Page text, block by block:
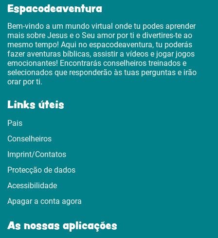
Espacodeaventura
Bem-vindo a um mundo virtual onde tu podes aprender
mais sobre Jesus e o Seu amor por ti e divertires-te ao
mesmo tempo! Aqui no espacodeaventura, tu poderás
fazer aventuras bíblicas, assistir a vídeos e jogar jogos
emocionantes! Encontrarás conselheiros treinados e
selecionados que responderão às tuas perguntas e irão
orar por ti.
Links úteis
Pais
Conselheiros
Imprint/Contatos
Protecção de dados
Acessibilidade
Apagar a conta agora
As nossas aplicações